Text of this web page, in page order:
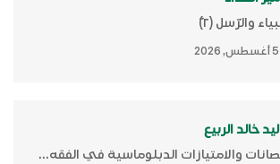
والرّسل (٢)ّ
5 أغسطس, 2026
خالد الربيع
والامتيازات الدبلوماسية في الفقه...